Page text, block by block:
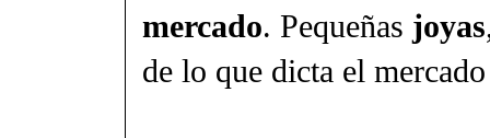
mercado. Pequeñas joyas
de lo que dicta el